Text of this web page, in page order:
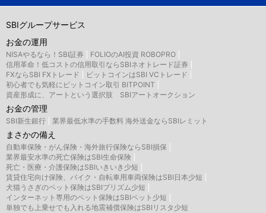
SBIグループサービス
お金の運用
NISAやるなら！SBI証券
FOLIOのAI投資 ROBOPRO
信用革命！低コストの信用取引ならSBIネオトレード証券
FXならSBI FXトレード
ビットコインはSBI VCトレード
初心者でも気軽にビットコイン取引 BITPOINT
資産形成に、アートという選択肢 SBIアートオークション
お金の管理
SBI新生銀行 業界最低水準の手数料 海外送金ならSBIレミット
まさかの備え
自動車保険・がん保険・海外旅行保険ならSBI損保
業界最安水準の死亡保険はSBI生命保険
死亡・医療・介護保険はSBIいきいき少短
賃貸住宅向け保険、バイク・自転車用車両保険はSBI日本少短
犬猫うさぎのペット保険はSBIプリズム少短
インターネット専用のペット保険はSBIペット少短
単独でも上乗せでも入れる地震補償保険はSBIリスタ少短